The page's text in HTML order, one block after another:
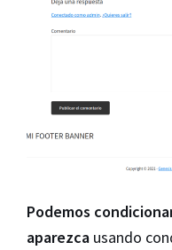
Podemos
aparezca usando